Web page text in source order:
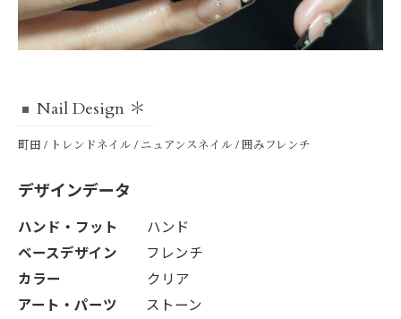
Nail Design ＊
町田 / トレンドネイル / ニュアンスネイル / 囲みフレンチ
デザインデータ
ハンド・フット ハンド
ベースデザイン フレンチ
カラー クリア
アート・パーツ ストーン